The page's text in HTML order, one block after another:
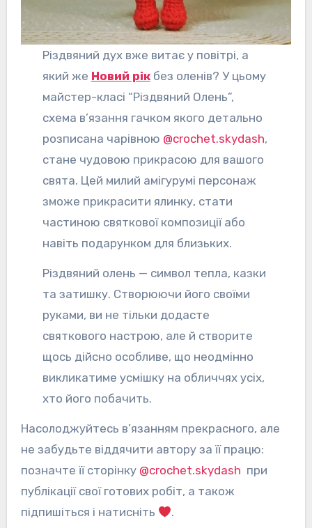
Різдвяний дух вже витає у повітрі, а
який же Новий рікбез оленів? У цьому
майстер-класі “Різдвяний Олень”,
схема в’язання гачком якого детально
розписана чарівною @crochet.skydash,
стане чудовою прикрасою для вашого
свята. Цей милий амігурумі персонаж
зможе прикрасити ялинку, стати
частиною святкової композиції або
навіть подарунком для близьких.
Різдвяний олень — символ тепла, казки
та затишку. Створюючи його своїми
руками, ви не тільки додасте
святкового настрою, але й створите
щось дійсно особливе, що неодмінно
викликатиме усмішку на обличчях усіх,
хто його побачить.
Насолоджуйтесь в’язанням прекрасного, але
не забудьте віддячити автору за її працю:
позначте її сторінку @crochet.skydash при
публікації свої готових робіт, а також
підпишіться і натисніть
.